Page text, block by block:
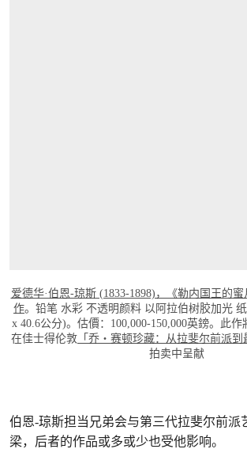
爱德华·伯恩-琼斯 (1833-1898)，《勒内国王的
作。铅笔 水彩 不透明颜料 以阿拉伯树胶加光
x 40.6公分)。估價：100,000-150,000英鎊。此作
在佳士得伦敦 「乔・赛顿珍藏：从拉斐尔前派到
拍卖中呈献
伯恩-琼斯担当兄弟会与第三代拉斐尔前派
梁，后者的作品或多或少也受他影响。